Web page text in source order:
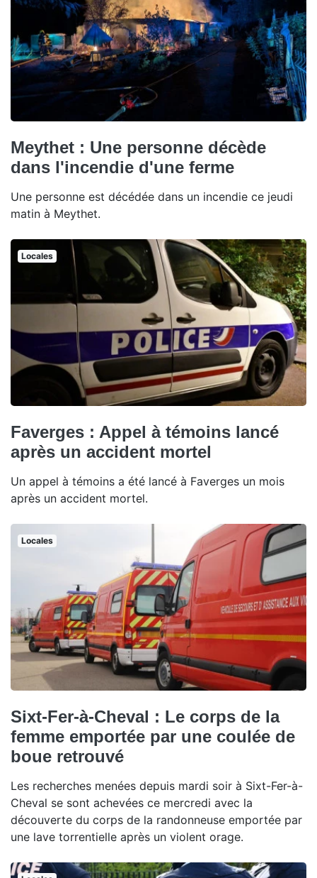
Meythet : Une personne décède
dans l'incendie d'une ferme
Une personne est décédée dans un incendie ce jeudi
matin à Meythet.
Locales
Faverges : Appel à témoins lancé
après un accident mortel
Un appel à témoins a été lancé à Faverges un mois
après un accident mortel.
Locales
Sixt-Fer-à-Cheval : Le corps de la
femme emportée par une coulée de
boue retrouvé
Les recherches menées depuis mardi soir à Sixt-Fer-à-
Cheval se sont achevées ce mercredi avec la
découverte du corps de la randonneuse emportée par
une lave torrentielle après un violent orage.